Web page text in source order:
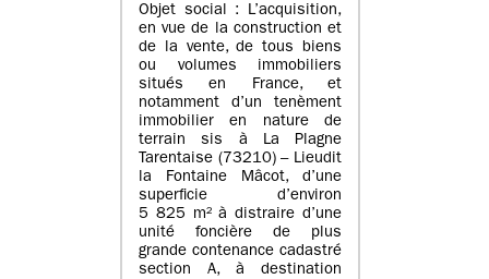
Objet social : L’acquisition,
en vue de la construction et
de la vente, de tous biens
ou volumes immobiliers
situés en France, et
notamment d’un tenèment
immobilier en nature de
terrain sis à La Plagne
Tarentaise (73210) – Lieudit
la Fontaine Mâcot, d’une
superficie d’environ
5 825 m² à distraire d’une
unité foncière de plus
grande contenance cadastré
section A, à destination